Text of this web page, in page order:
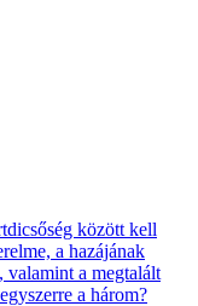
között kell
a hazájának
valamint a megtalált
a három?